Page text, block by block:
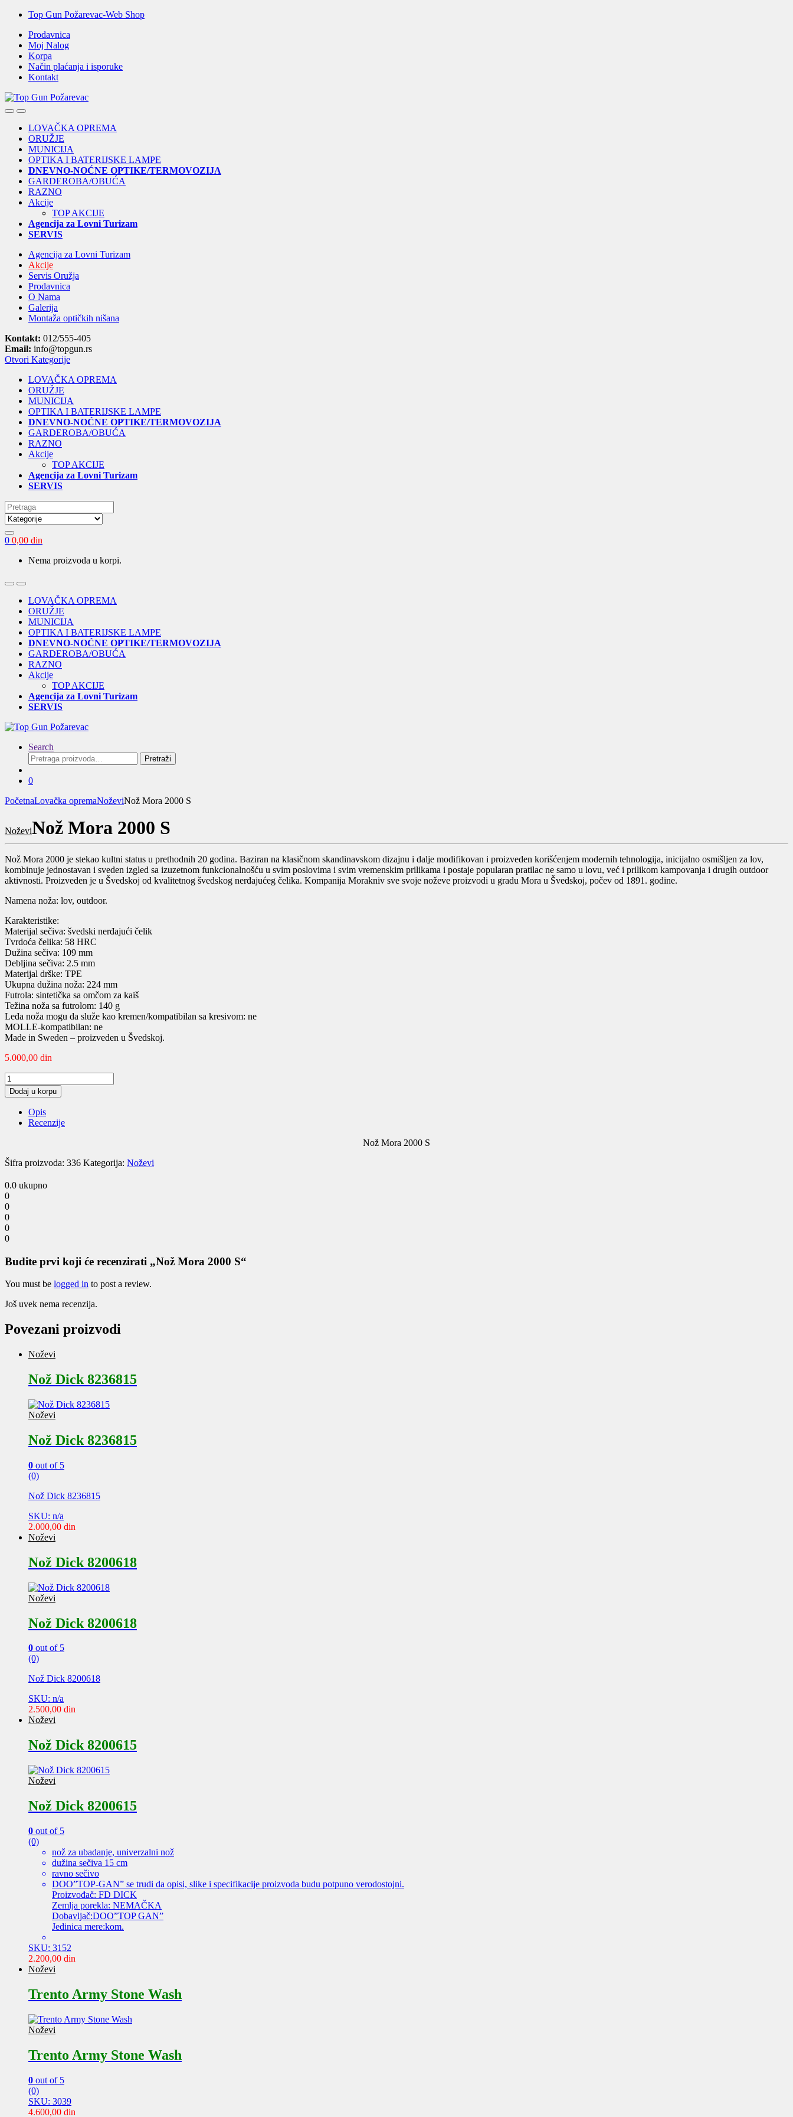
Skip
navigation
Skip
content
Top Gun Požarevac-Web Shop
Prodavnica
Moj Nalog
Korpa
Način plaćanja i isporuke
Kontakt
OpenClose
LOVAČKA OPREMA
ORUŽJE
MUNICIJA
OPTIKA I BATERIJSKE LAMPE
DNEVNO-NOĆNE OPTIKE/TERMOVOZIJA
GARDEROBA/OBUĆA
RAZNO
Akcije
TOP AKCIJE
Agencija za Lovni Turizam
SERVIS
Agencija za Lovni Turizam
Akcije
Servis Oružja
Prodavnica
O Nama
Galerija
Montaža optičkih nišana
Kontakt: 012/555-405
Email: info@topgun.rs
Otvori Kategorije
LOVAČKA OPREMA
ORUŽJE
MUNICIJA
OPTIKA I BATERIJSKE LAMPE
DNEVNO-NOĆNE OPTIKE/TERMOVOZIJA
GARDEROBA/OBUĆA
RAZNO
Akcije
TOP AKCIJE
Agencija za Lovni Turizam
SERVIS
Search
for:
0 0,00 din
Nema proizvoda u korpi.
OpenClose
LOVAČKA OPREMA
ORUŽJE
MUNICIJA
OPTIKA I BATERIJSKE LAMPE
DNEVNO-NOĆNE OPTIKE/TERMOVOZIJA
GARDEROBA/OBUĆA
RAZNO
Akcije
TOP AKCIJE
Agencija za Lovni Turizam
SERVIS
Search
Pretraga
za:
Pretraži
0
PočetnaLovačka opremaNoževiNož Mora 2000 S
NoževiNož Mora 2000 S
Nož Mora 2000 je stekao kultni status u prethodnih 20 godina. Baziran na klasičnom skandinavskom dizajnu i dalje modifikovan i proizveden korišćenjem modernih tehnologija, inicijalno osmišljen za lov,
kombinuje jednostavan i sveden izgled sa izuzetnom funkcionalnošću u svim poslovima i svim vremenskim prilikama i postaje popularan pratilac ne samo u lovu, već i prilikom kampovanja i drugih outdoor
aktivnosti. Proizveden je u Švedskoj od kvalitetnog švedskog nerđajućeg čelika. Kompanija Morakniv sve svoje noževe proizvodi u gradu Mora u Švedskoj, počev od 1891. godine.
Namena noža: lov, outdoor.
Karakteristike:
Materijal sečiva: švedski nerđajući čelik
Tvrdoća čelika: 58 HRC
Dužina sečiva: 109 mm
Debljina sečiva: 2.5 mm
Materijal drške: TPE
Ukupna dužina noža: 224 mm
Futrola: sintetička sa omčom za kaiš
Težina noža sa futrolom: 140 g
Leđa noža mogu da služe kao kremen/kompatibilan sa kresivom: ne
MOLLE-kompatibilan: ne
Made in Sweden – proizveden u Švedskoj.
5.000,00 din
Nož
Mora
2000
quantity
Dodaj u korpu
Opis
Recenzije
Nož Mora 2000 S
Šifra proizvoda: 336 Kategorija: Noževi
0.0 ukupno
0
0
0
0
0
Budite prvi koji će recenzirati „Nož Mora 2000 S“
You must be logged in to post a review.
Još uvek nema recenzija.
Povezani proizvodi
Noževi
Nož Dick 8236815
Noževi
Nož Dick 8236815
0 out of 5
(0)
Nož Dick 8236815
SKU: n/a
2.000,00 din
Noževi
Nož Dick 8200618
Noževi
Nož Dick 8200618
0 out of 5
(0)
Nož Dick 8200618
SKU: n/a
2.500,00 din
Noževi
Nož Dick 8200615
Noževi
Nož Dick 8200615
0 out of 5
(0)
nož za ubadanje, univerzalni nož
dužina sečiva 15 cm
ravno sečivo
DOO”TOP-GAN” se trudi da opisi, slike i specifikacije proizvoda budu potpuno verodostojni.
Proizvođač: FD DICK
Zemlja porekla: NEMAČKA
Dobavljač:DOO”TOP GAN”
Jedinica mere:kom.
SKU: 3152
2.200,00 din
Noževi
Trento Army Stone Wash
Noževi
Trento Army Stone Wash
0 out of 5
(0)
SKU: 3039
4.600,00 din